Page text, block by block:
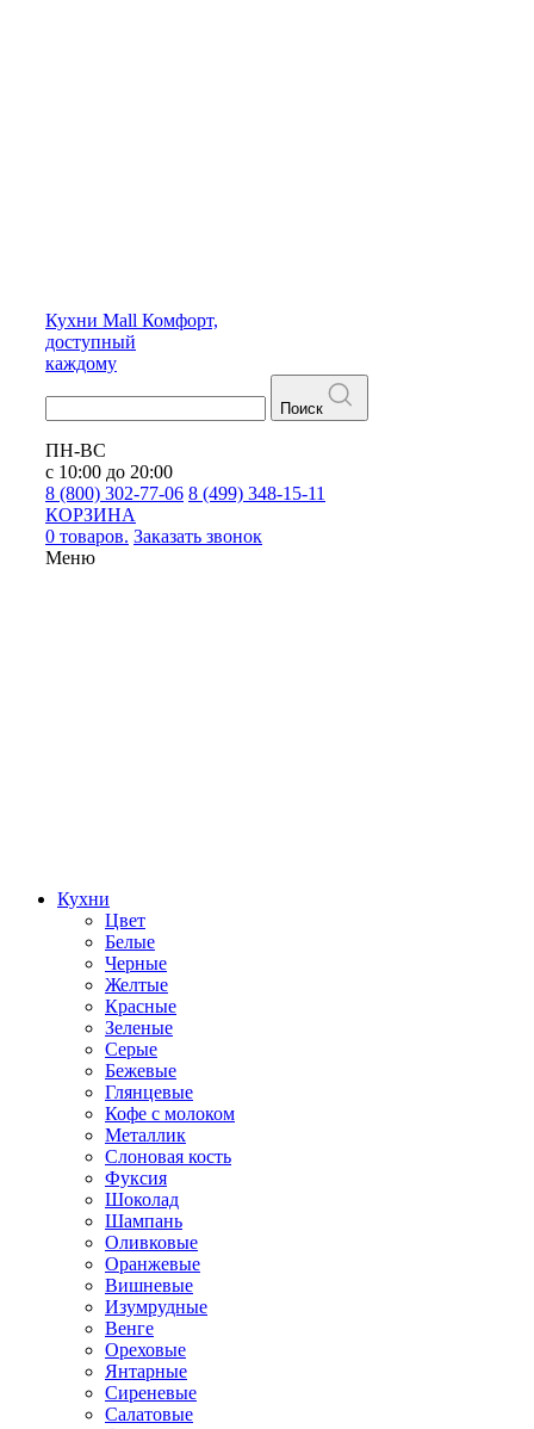
Кухни Mall Комфорт,
доступный
каждому
Поиск
ПН-ВС
с 10:00 до 20:00
8 (800) 302-77-06 8 (499) 348-15-11
КОРЗИНА
0 товаров. Заказать звонок
Меню
Кухни
Цвет
Белые
Черные
Желтые
Красные
Зеленые
Серые
Бежевые
Глянцевые
Кофе с молоком
Металлик
Слоновая кость
Фуксия
Шоколад
Шампань
Оливковые
Оранжевые
Вишневые
Изумрудные
Венге
Ореховые
Янтарные
Сиреневые
Салатовые